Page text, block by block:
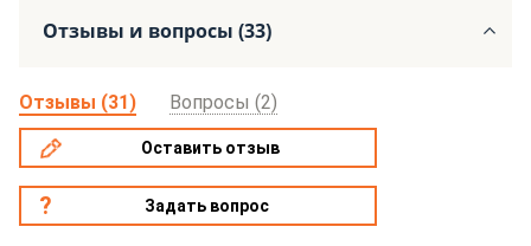
Отзывы и вопросы (33)
Отзывы (31) Вопросы (2)
Оставить отзыв
Задать вопрос